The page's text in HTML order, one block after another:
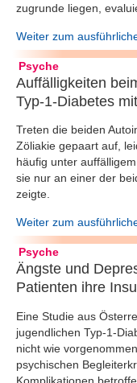
zugrunde liegen,
Weiter zum
Psyche
Auffälligkeiten
Typ-1-Diabetes
Treten die beiden
Zöliakie gepaart auf,
häufig unter
sie nur an einer der
zeigte.
Weiter zum
Psyche
Ängste und
Patienten ihre
Eine Studie aus
jugendlichen Typ-1-
nicht wie
psychischen
Komplikationen